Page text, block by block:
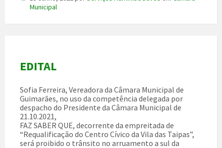
Municipal
EDITAL
Sofia Ferreira, Vereadora da Câmara Municipal de
Guimarães, no uso da competência delegada por
despacho do Presidente da Câmara Municipal de
21.10.2021,
FAZ SABER QUE, decorrente da empreitada de
“Requalificação do Centro Cívico da Vila das Taipas”,
será proibido o trânsito no arruamento a sul da